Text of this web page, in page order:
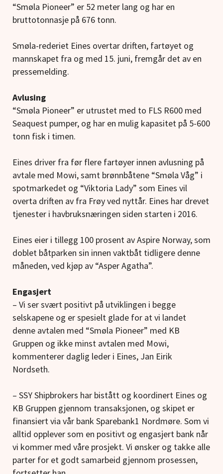
“Smøla Pioneer” er 52 meter lang og har en
bruttotonnasje på 676 tonn.
Smøla-rederiet Eines overtar driften, fartøyet og
mannskapet fra og med 15. juni, fremgår det av en
pressemelding.
Avlusing
“Smøla Pioneer” er utrustet med to FLS R600 med
Seaquest pumper, og har en mulig kapasitet på 5-600
tonn fisk i timen.
Eines driver fra før flere fartøyer innen avlusning på
avtale med Mowi, samt brønnbåtene “Smøla Våg” i
spotmarkedet og “Viktoria Lady” som Eines vil
overta driften av fra Frøy ved nyttår. Eines har drevet
tjenester i havbruksnæringen siden starten i 2016.
Eines eier i tillegg 100 prosent av Aspire Norway, som
doblet båtparken sin innen vaktbåt tidligere denne
måneden, ved kjøp av “Asper Agatha”.
Engasjert
– Vi ser svært positivt på utviklingen i begge
selskapene og er spesielt glade for at vi landet
denne avtalen med “Smøla Pioneer” med KB
Gruppen og ikke minst avtalen med Mowi,
kommenterer daglig leder i Eines, Jan Eirik
Nordseth.
– SSY Shipbrokers har bistått og koordinert Eines og
KB Gruppen gjennom transaksjonen, og skipet er
finansiert via vår bank Sparebank1 Nordmøre. Som vi
alltid opplever som en positivt og engasjert bank når
vi kommer med våre prosjekt. Vi ønsker og takke alle
parter for et godt samarbeid gjennom prosessen,